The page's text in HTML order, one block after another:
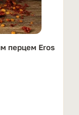
перцем Eros